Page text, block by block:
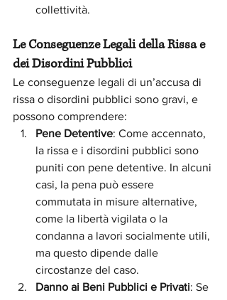
collettività.
Le Conseguenze Legali della Rissa e
dei Disordini Pubblici
Le conseguenze legali di un’accusa di
rissa o disordini pubblici sono gravi, e
possono comprendere:
Pene Detentive: Come accennato,
la rissa e i disordini pubblici sono
puniti con pene detentive. In alcuni
casi, la pena può essere
commutata in misure alternative,
come la libertà vigilata o la
condanna a lavori socialmente utili,
ma questo dipende dalle
circostanze del caso.
Danno ai Beni Pubblici e Privati: Se